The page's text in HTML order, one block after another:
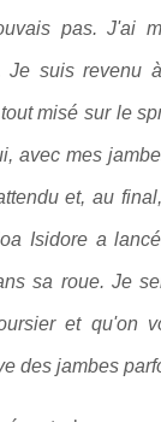
pas. J'ai
Je suis revenu
misé sur le
avec mes
et, au
Isidore a
sa roue. Je
et qu'on
des jambes